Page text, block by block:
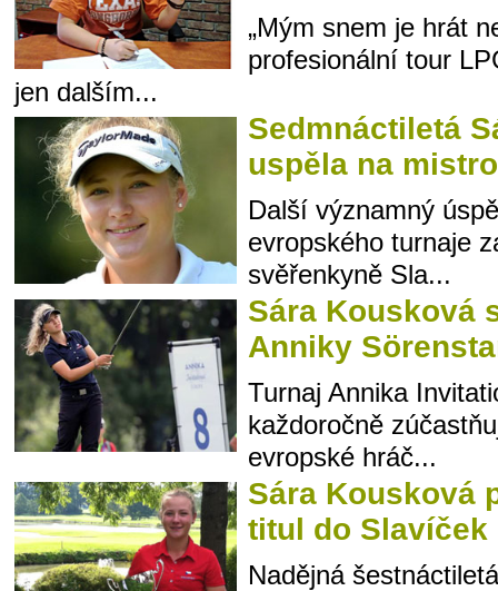
„Mým snem je hrát
profesionální tour
jen dalším...
Sedmnáctiletá
uspěla na
Další významný
evropského turnaje
svěřenkyně Sla...
Sára Kousková
Anniky
Turnaj Annika
každoročně
evropské hráč...
Sára Kousková
titul do Slavíček
Nadějná